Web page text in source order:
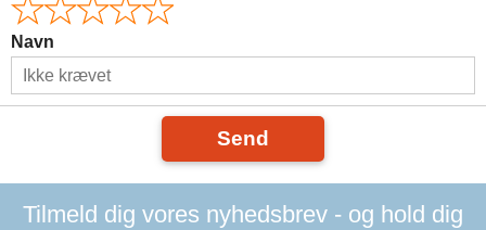
Navn
Send
Tilmeld dig vores nyhedsbrev - og hold dig